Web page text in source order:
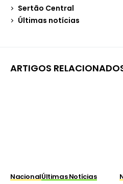
Sertão Central
Últimas notícias
ARTIGOS
NacionalÚltimas Notícias